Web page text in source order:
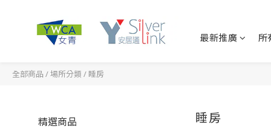
最新推廣 所
全部商品 /場所分類 / 睡房
精選商品
睡房